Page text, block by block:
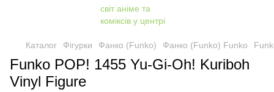
Каталог Фігурки Фанко (Funko) Фанко (Funko) Funko
Funko POP! 1455 Yu-Gi-Oh! Kuriboh
Vinyl Figure